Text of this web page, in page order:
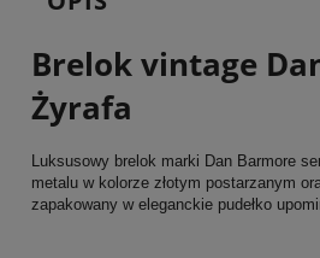
Brelok vintage
Żyrafa
Luksusowy brelok marki Dan Barmore
metalu w kolorze złotym postarzanym
zapakowany w eleganckie pudełko